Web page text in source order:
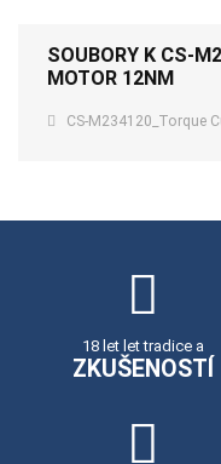
SOUBORY K CS-
MOTOR 12NM
CS-M234120_Torque
18 let let tradice a
ZKUŠENOSTÍ